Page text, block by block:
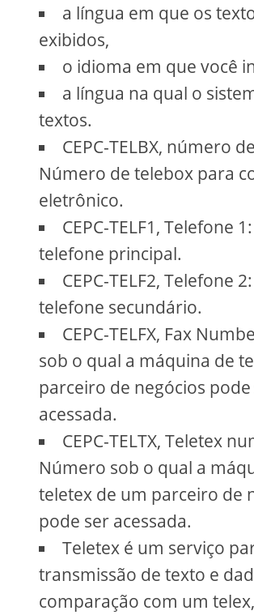
a língua em que os
exibidos,
o idioma em que você
a língua na qual o
textos.
CEPC-TELBX, número
Número de telebox para
eletrônico.
CEPC-TELF1, Telefone
telefone principal.
CEPC-TELF2, Telefone
telefone secundário.
CEPC-TELFX, Fax
sob o qual a máquina de
parceiro de negócios
acessada.
CEPC-TELTX, Teletex
Número sob o qual a
teletex de um parceiro de
pode ser acessada.
Teletex é um serviço
transmissão de texto e
comparação com um